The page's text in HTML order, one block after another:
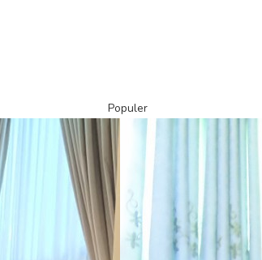
Populer